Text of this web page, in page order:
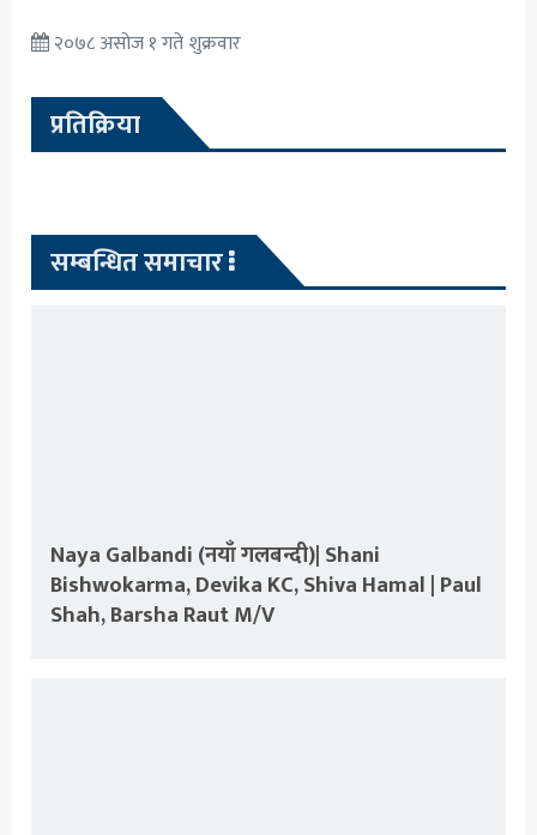
२०७८ असोज १ गते शुक्रवार
प्रतिक्रिया
सम्बन्धित समाचार
Naya Galbandi (नयाँ गलबन्दी)| Shani
Bishwokarma, Devika KC, Shiva Hamal | Paul
Shah, Barsha Raut M/V